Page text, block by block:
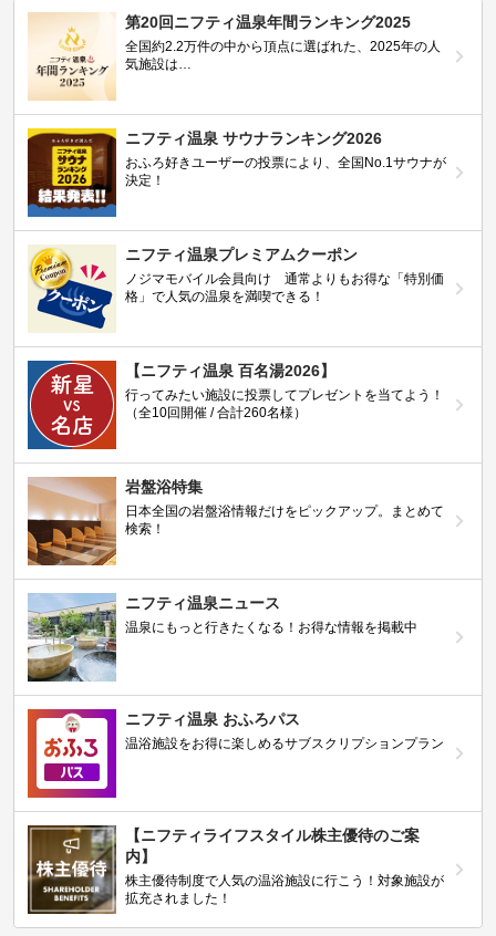
第20回ニフティ温泉年間ランキング2025
全国約2.2万件の中から頂点に選ばれた、2025年の人
気施設は…
ニフティ温泉 サウナランキング2026
おふろ好きユーザーの投票により、全国No.1サウナが
決定！
ニフティ温泉プレミアムクーポン
ノジマモバイル会員向け 通常よりもお得な「特別価
格」で人気の温泉を満喫できる！
【ニフティ温泉 百名湯2026】
行ってみたい施設に投票してプレゼントを当てよう！
（全10回開催 / 合計260名様）
岩盤浴特集
日本全国の岩盤浴情報だけをピックアップ。まとめて
検索！
ニフティ温泉ニュース
温泉にもっと行きたくなる！お得な情報を掲載中
ニフティ温泉 おふろパス
温浴施設をお得に楽しめるサブスクリプションプラン
【ニフティライフスタイル株主優待のご案
内】
株主優待制度で人気の温浴施設に行こう！対象施設が
拡充されました！